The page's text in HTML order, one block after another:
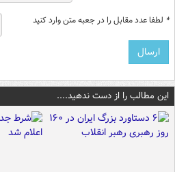
* لطفا عدد مقابل را در جعبه متن وارد کنید
این مطالب را از دست ندهید....